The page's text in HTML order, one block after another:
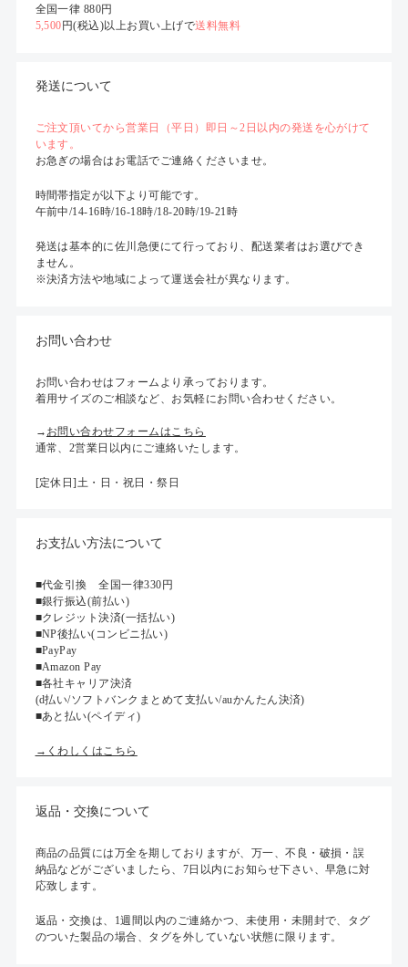
全国一律 880円
5,500 円(税込)以上お買い上げで送料無料
発送について
ご注文頂いてから営業日（平日）即日～2日以内の発送を心がけて
います。
お急ぎの場合はお電話でご連絡くださいませ。
時間帯指定が以下より可能です。
午前中/14-16時/16-18時/18-20時/19-21時
発送は基本的に佐川急便にて行っており、配送業者はお選びでき
ません。
※決済方法や地域によって運送会社が異なります。
お問い合わせ
お問い合わせはフォームより承っております。
着用サイズのご相談など、お気軽にお問い合わせください。
→ お問い合わせフォームはこちら
通常、2営業日以内にご連絡いたします。
[定休日]土・日・祝日・祭日
お支払い方法について
■代金引換 全国一律330円
■銀行振込(前払い)
■クレジット決済(一括払い)
■NP後払い(コンビニ払い)
■PayPay
■Amazon Pay
■各社キャリア決済
(d払い/ソフトバンクまとめて支払い/auかんたん決済)
■あと払い(ペイディ)
→くわしくはこちら
返品・交換について
商品の品質には万全を期しておりますが、万一、不良・破損・誤
納品などがございましたら、7日以内にお知らせ下さい、早急に対
応致します。
返品・交換は、1週間以内のご連絡かつ、未使用・未開封で、タグ
のついた製品の場合、タグを外していない状態に限ります。